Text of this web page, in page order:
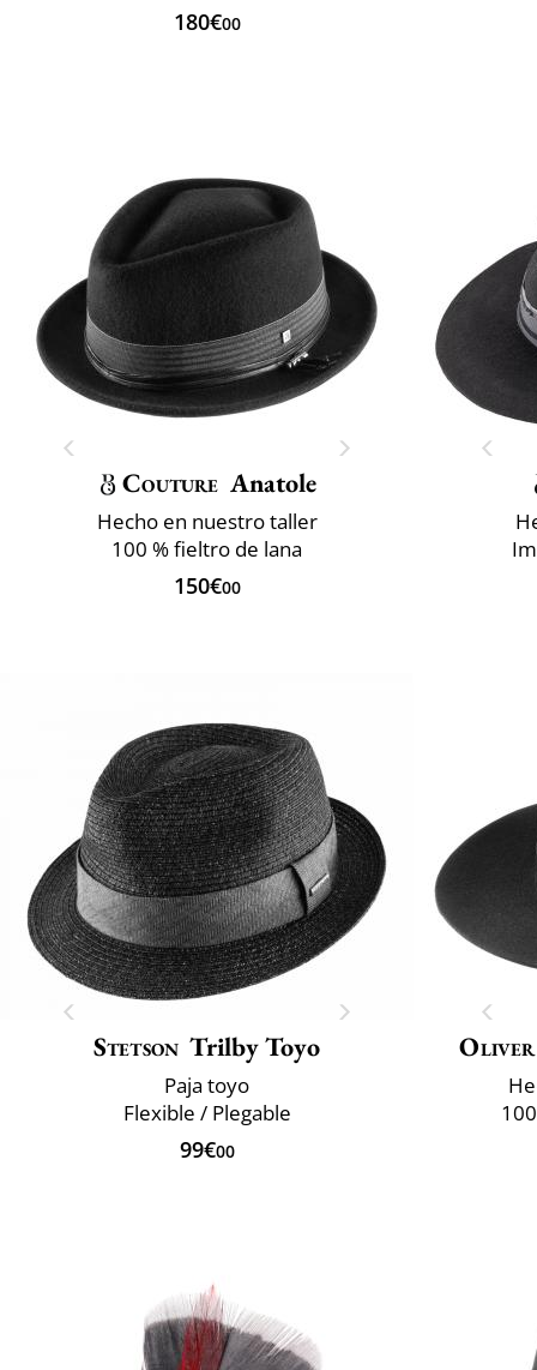
180€00
Couture Anatole
Hecho en nuestro taller
100 % fieltro de lana
150€00
Stetson Trilby Toyo
Paja toyo
Flexible / Plegable
99€00